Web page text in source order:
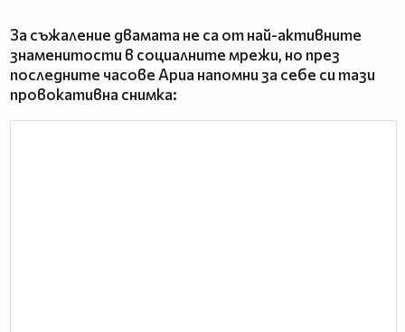
За съжаление двамата не са от най-активните
знаменитости в социалните мрежи, но през
последните часове Ариа напомни за себе си тази
провокативна снимка: